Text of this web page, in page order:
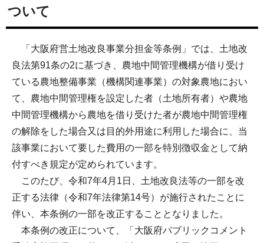
ついて
「大阪府営土地改良事業分担金等条例」では、土地改
良法第91条の2に基づき、農地中間管理機構が借り受け
ている農地整備事業（機構関連事業）の対象農地におい
て、農地中間管理権を設定した者（土地所有者）や農地
中間管理機構から農地を借り受けた者が農地中間管理権
の解除をした場合又は目的外用途に利用した場合に、当
該事業において要した費用の一部を特別徴収金として納
付すべき規定が定められています。
このたび、令和7年4月1日、土地改良法等の一部を改
正する法律（令和7年法律第14号）が施行されたことに
伴い、本条例の一部を改正することとなりました。
本条例の改正について、「大阪府パブリックコメント